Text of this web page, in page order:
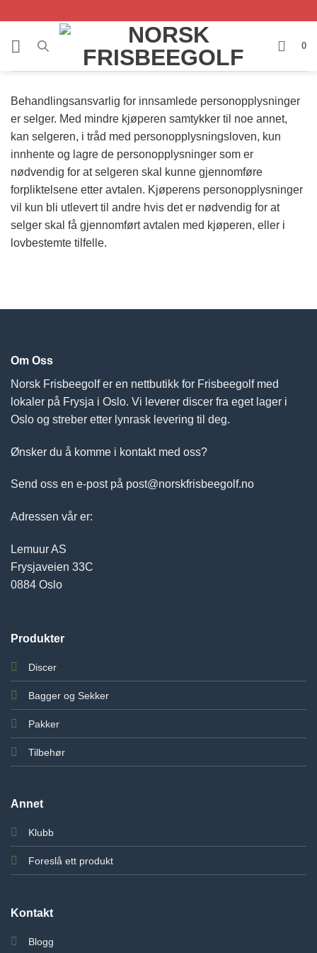
content
0
Behandlingsansvarlig for innsamlede personopplysninger
er selger. Med mindre kjøperen samtykker til noe annet,
kan selgeren, i tråd med personopplysningsloven, kun
innhente og lagre de personopplysninger som er
nødvendig for at selgeren skal kunne gjennomføre
forpliktelsene etter avtalen. Kjøperens personopplysninger
vil kun bli utlevert til andre hvis det er nødvendig for at
selger skal få gjennomført avtalen med kjøperen, eller i
lovbestemte tilfelle.
Om Oss
Norsk Frisbeegolf er en nettbutikk for Frisbeegolf med
lokaler på Frysja i Oslo. Vi leverer discer fra eget lager i
Oslo og streber etter lynrask levering til deg.
Ønsker du å komme i kontakt med oss?
Send oss en e-post på post@norskfrisbeegolf.no
Adressen vår er:
Lemuur AS
Frysjaveien 33C
0884 Oslo
Produkter
Discer
Bagger og Sekker
Pakker
Tilbehør
Annet
Klubb
Foreslå ett produkt
Kontakt
Blogg